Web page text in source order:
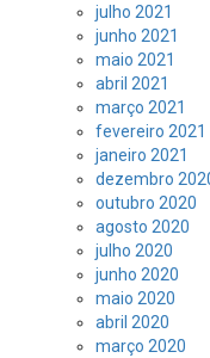
julho 2021
junho 2021
maio 2021
abril 2021
março 2021
fevereiro 2021
janeiro 2021
dezembro
outubro 2020
agosto 2020
julho 2020
junho 2020
maio 2020
abril 2020
março 2020